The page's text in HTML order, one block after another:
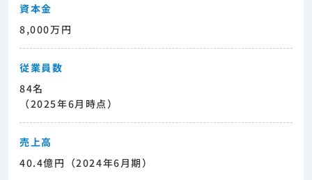
資本金
8,000万円
従業員数
84名
（2025年6月時点）
売上高
40.4億円（2024年6月期）